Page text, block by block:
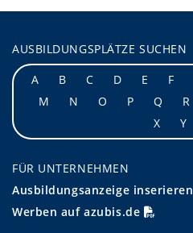
AUSBILDUNGSPLÄTZE SUCHEN
A
B C D E F
M
N O P Q R
X
Y
FÜR UNTERNEHMEN
Ausbildungsanzeige inserieren
Werben auf azubis.de